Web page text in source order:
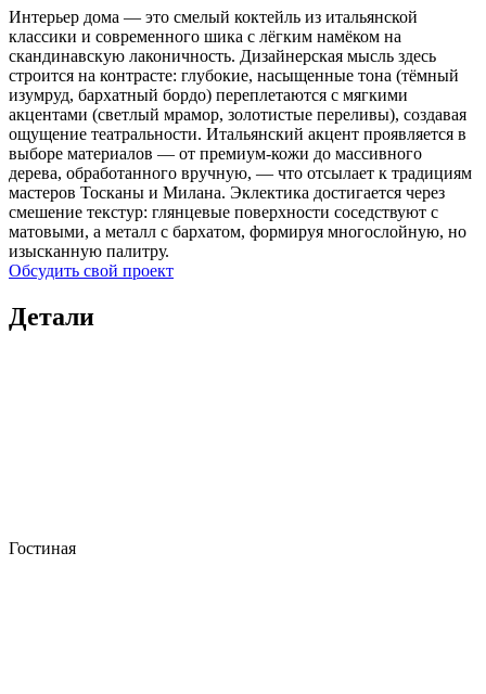
Интерьер дома — это смелый коктейль из итальянской
классики и современного шика с лёгким намёком на
скандинавскую лаконичность. Дизайнерская мысль здесь
строится на контрасте: глубокие, насыщенные тона (тёмный
изумруд, бархатный бордо) переплетаются с мягкими
акцентами (светлый мрамор, золотистые переливы), создавая
ощущение театральности. Итальянский акцент проявляется в
выборе материалов — от премиум-кожи до массивного
дерева, обработанного вручную, — что отсылает к традициям
мастеров Тосканы и Милана. Эклектика достигается через
смешение текстур: глянцевые поверхности соседствуют с
матовыми, а металл с бархатом, формируя многослойную, но
изысканную палитру.
Обсудить свой проект
Детали
Гостиная